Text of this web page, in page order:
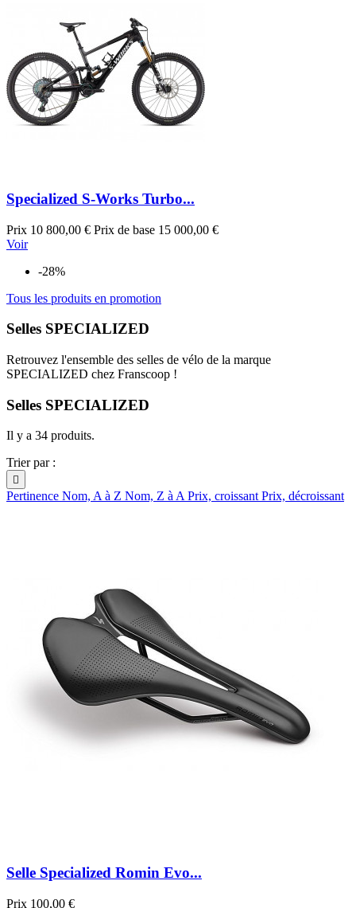
Specialized S-Works Turbo...
Prix 10 800,00 € Prix de base 15 000,00 €
Voir
-28%
Tous les produits en promotion
Selles SPECIALIZED
Retrouvez l'ensemble des selles de vélo de la marque
SPECIALIZED chez Franscoop !
Selles SPECIALIZED
Il y a 34 produits.
Trier par :

Pertinence Nom, A à Z Nom, Z à APrix, croissantPrix, décroissant
Selle Specialized Romin Evo...
Prix 100,00 €